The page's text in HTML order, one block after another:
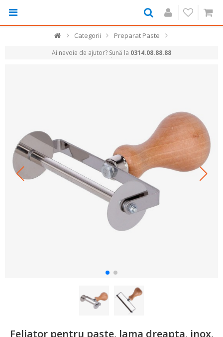
Categorii Preparat Paste
Ai nevoie de ajutor? Sună la 0314.08.88.88
Feliator pentru paste, lama dreapta, inox,